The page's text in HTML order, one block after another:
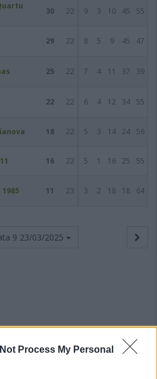
Process My Personal
30 22 9 3 10 45 55
29 22 8 5 9 45 47
25 22 7 4 11 37 39
22 22 6 4 12 34 55
18 22 5 3 14 24 56
16 22 5 1 16 25 55
11 23 3 2 18 18 64
9 23/03/2025